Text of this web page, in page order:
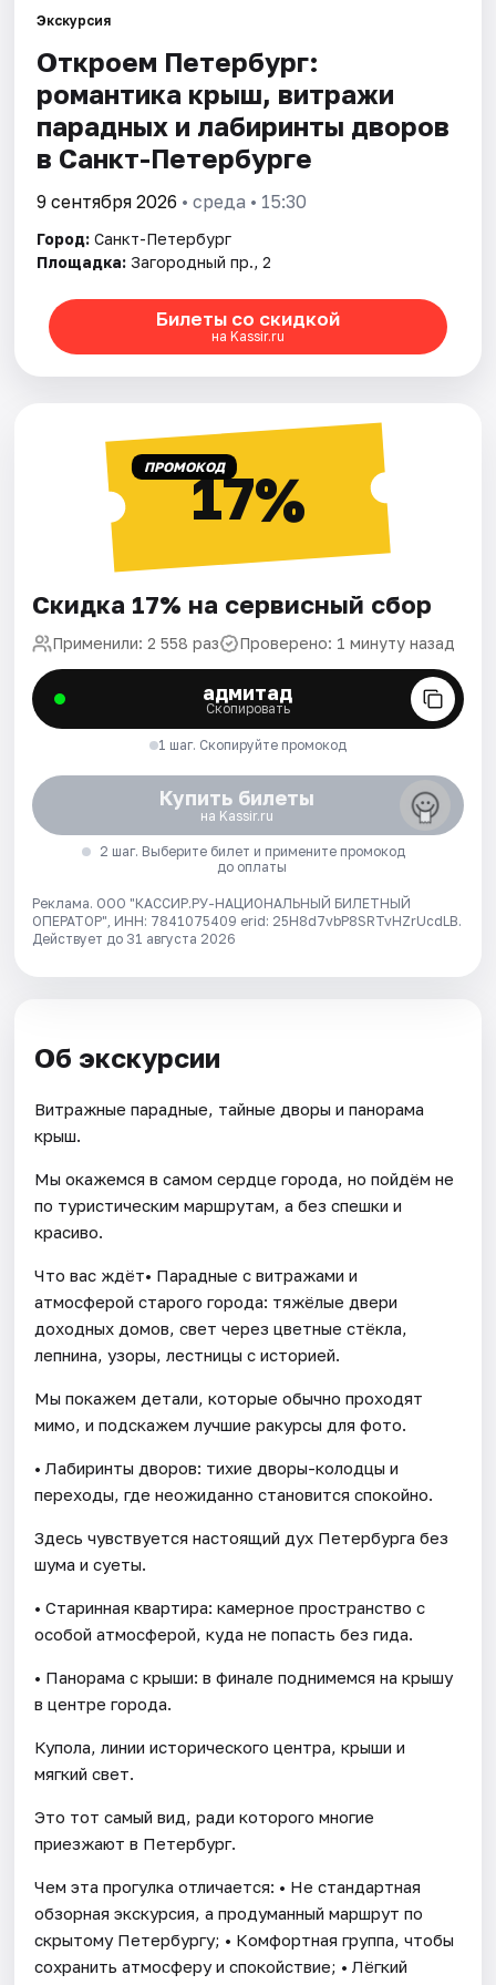
Города
Площадки
Артисты
Рейтинги
Экскурсия
Откроем Петербург:
романтика крыш, витражи
парадных и лабиринты дворов
в Санкт-Петербурге
9 сентября 2026 • среда • 15:30
Город: Санкт-Петербург
Площадка: Загородный пр., 2
Билеты со скидкой
на Kassir.ru
ПРОМОКОД17%
Скидка 17% на сервисный сбор
Применили: 2 558 раз Проверено: 1 минуту назад
адмитад
Скопировать
1 шаг. Скопируйте промокод
Купить билеты
на Kassir.ru
2 шаг. Выберите билет и примените промокод
до оплаты
Реклама. ООО "КАССИР.РУ-НАЦИОНАЛЬНЫЙ БИЛЕТНЫЙ
ОПЕРАТОР", ИНН: 7841075409 erid: 25H8d7vbP8SRTvHZrUcdLB.
Действует до 31 августа 2026
Об экскурсии
Витражные парадные, тайные дворы и панорама
крыш.
Мы окажемся в самом сердце города, но пойдём не
по туристическим маршрутам, а без спешки и
красиво.
Что вас ждёт• Парадные с витражами и
атмосферой старого города: тяжёлые двери
доходных домов, свет через цветные стёкла,
лепнина, узоры, лестницы с историей.
Мы покажем детали, которые обычно проходят
мимо, и подскажем лучшие ракурсы для фото.
• Лабиринты дворов: тихие дворы-колодцы и
переходы, где неожиданно становится спокойно.
Здесь чувствуется настоящий дух Петербурга без
шума и суеты.
• Старинная квартира: камерное пространство с
особой атмосферой, куда не попасть без гида.
• Панорама с крыши: в финале поднимемся на крышу
в центре города.
Купола, линии исторического центра, крыши и
мягкий свет.
Это тот самый вид, ради которого многие
приезжают в Петербург.
Чем эта прогулка отличается: • Не стандартная
обзорная экскурсия, а продуманный маршрут по
скрытому Петербургу; • Комфортная группа, чтобы
сохранить атмосферу и спокойствие; • Лёгкий